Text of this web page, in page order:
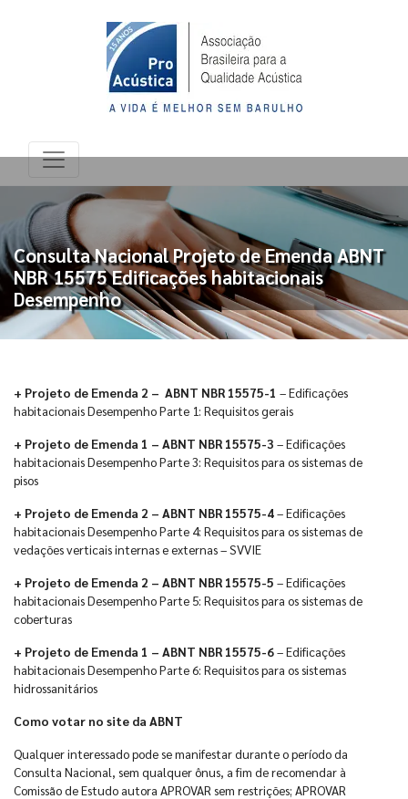
Consulta Nacional Projeto de Emenda ABNT
NBR 15575 Edificações habitacionais
Desempenho
+ Projeto de Emenda 2 – ABNT NBR 15575-1 – Edificações
habitacionais Desempenho Parte 1: Requisitos gerais
+ Projeto de Emenda 1 – ABNT NBR 15575-3 – Edificações
habitacionais Desempenho Parte 3: Requisitos para os sistemas de
pisos
+ Projeto de Emenda 2 – ABNT NBR 15575-4– Edificações
habitacionais Desempenho Parte 4: Requisitos para os sistemas de
vedações verticais internas e externas – SVVIE
+ Projeto de Emenda 2 – ABNT NBR 15575-5 – Edificações
habitacionais Desempenho Parte 5: Requisitos para os sistemas de
coberturas
+ Projeto de Emenda 1 – ABNT NBR 15575-6– Edificações
habitacionais Desempenho Parte 6: Requisitos para os sistemas
hidrossanitários
Como votar no site da ABNT
Qualquer interessado pode se manifestar durante o período da
Consulta Nacional, sem qualquer ônus, a fim de recomendar à
Comissão de Estudo autora APROVAR sem restrições; APROVAR